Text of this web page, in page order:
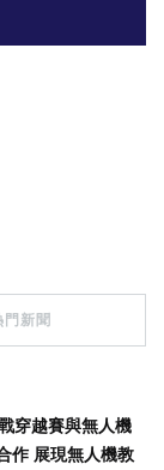
門新聞
穿越賽與無人機
作 展現無人機教